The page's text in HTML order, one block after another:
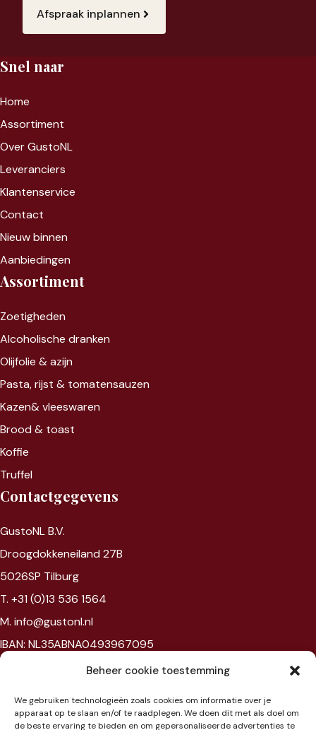
Beheer cookie toestemming
We gebruiken technologieën zoals cookies om informatie over je
apparaat op te slaan en/of te raadplegen. We doen dit met als doel om
de beste ervaring te bieden en om gepersonaliseerde advertenties te
Afspraak inplannen
Snel naar
Home
Assortiment
Over GustoNL
Leveranciers
Klantenservice
Contact
Nieuw binnen
Aanbiedingen
Assortiment
Zoetigheden
Alcoholische dranken
Olijfolie & azijn
Pasta, rijst & tomatensauzen
Kazen&vleeswaren
Brood & toast
Koffie
Truffel
Contactgegevens
GustoNL B.V.
Droogdokkeneiland 27B
5026SP Tilburg
T. +31 (0)13 536 1564
M. info@gustonl.nl
IBAN: NL35ABNA0493967095
VAT: NL867594172B01
BTW: NL867594172B01